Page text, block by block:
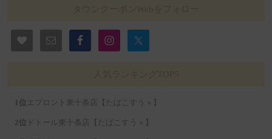
エプロント東十条店【たばこすう＋】
ドトール東十条店【たばこすう＋】